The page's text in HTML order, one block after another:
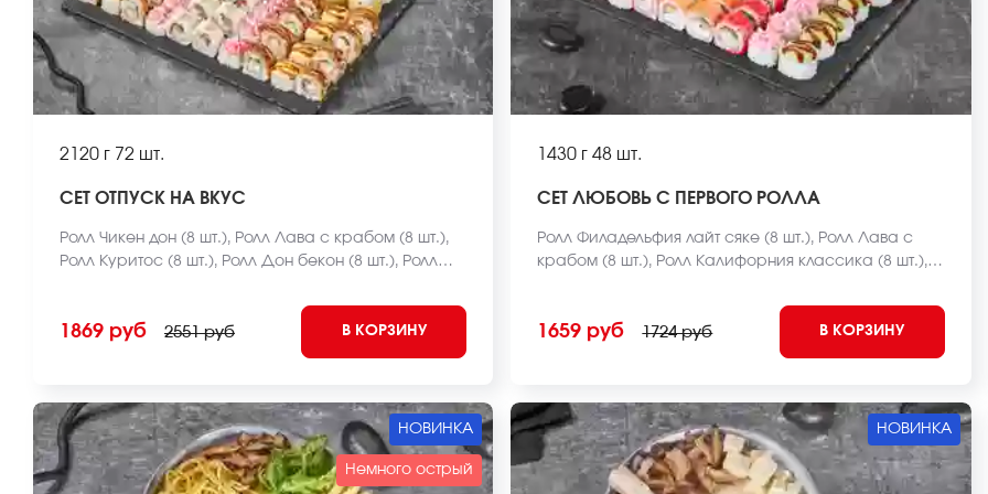
2120 г 72 шт.
СЕТ ОТПУСК НА ВКУС
Ролл Чикен дон (8 шт.), Ролл Лава с крабом (8 шт.),
Ролл Куритос (8 шт.), Ролл Дон бекон (8 шт.), Ролл
курицей запеченный (8 шт.), Ролл Оливье темпура
(8 шт.), Ролл Калифорния темпура (8 шт.), Ролл
Лосось фри темпура (8 шт.) *Внешний вид блюда
1869 руб 2551 руб В КОРЗИНУ
1430 г 48 шт.
СЕТ ЛЮБОВЬ С ПЕРВОГО РОЛЛА
Ролл Филадельфия лайт сяке (8 шт.), Ролл Лава с
крабом (8 шт.), Ролл Калифорния классика (8 шт.),
(8 шт.), Ролл Чикен темпура (8 шт.). *Внешний вид
блюда может отличаться от фото на сайте.
1659 руб 1724 руб В КОРЗИНУ
НОВИНКА
Немного острый
НОВИНКА